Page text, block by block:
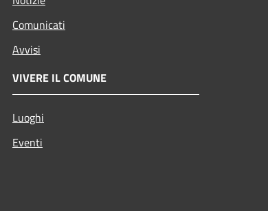
Comunicati
Avvisi
VIVERE IL COMUNE
Luoghi
Eventi